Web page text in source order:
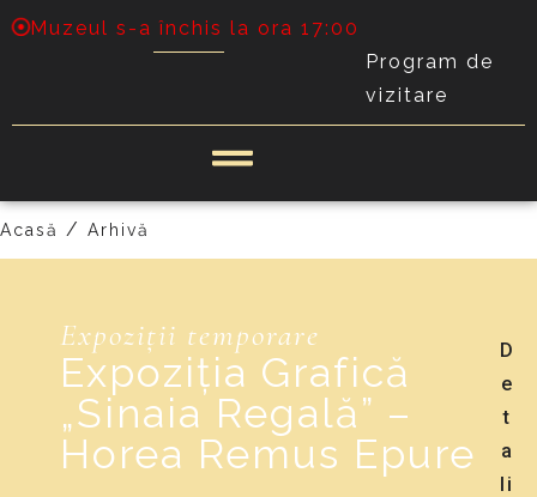
Muzeul s-a închis la ora 17:00
Program de
vizitare
Acasă / Arhivă
Expoziții temporare
Expoziția Grafică
„Sinaia Regală” –
Horea Remus Epure
D
e
t
a
li